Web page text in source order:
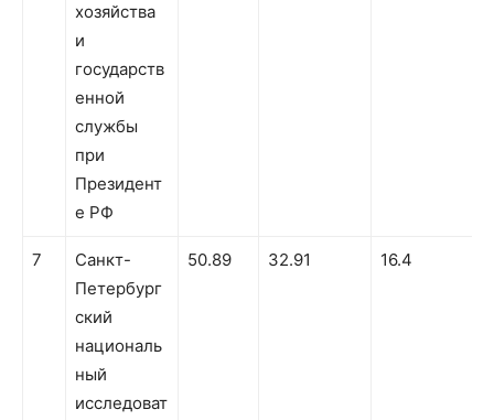
хозяйства
и
государств
енной
службы
при
Президент
е РФ
7
Санкт-
Петербург
ский
националь
ный
исследоват
50.89 32.91 16.4